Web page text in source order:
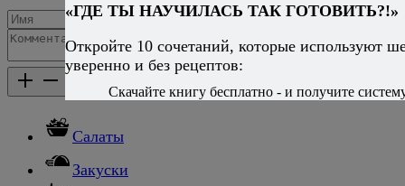
Добавить комментарий
Каталог рецептов Каталог рецептов
Салаты
Закуски
«ГДЕ ТЫ НАУЧИЛАСЬ ТАК ГОТОВИТЬ?!»
Откройте 10 сочетаний, которые используют
уверенно и без рецептов:
Скачайте книгу бесплатно - и получите